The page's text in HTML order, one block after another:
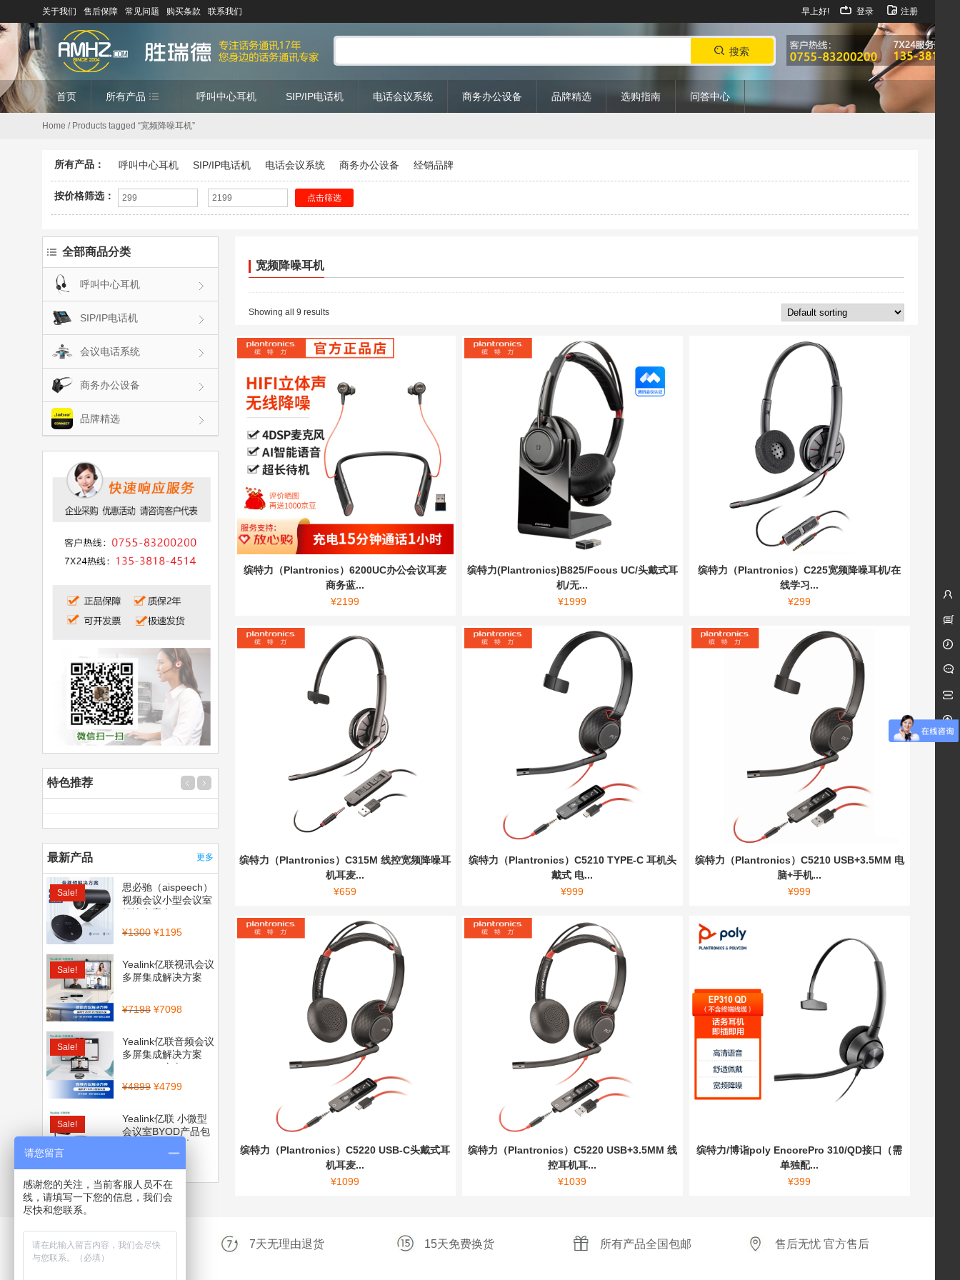
关于我们 售后保障 常见问题 购买条款 联系我们 早上好! 登录 注册
搜索
首页 所有产品 呼叫中心耳机 SIP/IP电话机 电话会议系统 商务办公设备 品牌精选 选购指南 问答中心
Home / Products tagged “宽频降噪耳机”
所有产品： 呼叫中心耳机 SIP/IP电话机 电话会议系统 商务办公设备 经销品牌
按价格筛选： 点击筛选
全部商品分类
呼叫中心耳机
SIP/IP电话机
会议电话系统
商务办公设备
品牌精选
特色推荐
最新产品 更多
Sale!
思必驰（aispeech）
视频会议小型会议室
解决方案套...
¥1300 ¥1195
Sale!
Yealink亿联视讯会议
多屏集成解决方案
¥7198 ¥7098
Sale!
Yealink亿联音频会议
多屏集成解决方案
（CP700全向...
¥4899 ¥4799
Sale!
Yealink亿联 小微型
会议室BYOD产品包
（CP900全向麦...
宽频降噪耳机
Showing all 9 results
缤特力（Plantronics）6200UC办公会议耳麦
商务蓝...
¥2199
缤特力(Plantronics)B825/Focus UC/头戴式耳
机/无...
¥1999
缤特力（Plantronics）C225宽频降噪耳机/在
线学习...
¥299
缤特力（Plantronics）C315M 线控宽频降噪耳
机耳麦...
¥659
缤特力（Plantronics）C5210 TYPE-C 耳机头
戴式 电...
¥999
缤特力（Plantronics）C5210 USB+3.5MM 电
脑+手机...
¥999
缤特力（Plantronics）C5220 USB-C头戴式耳
机耳麦...
¥1099
缤特力（Plantronics）C5220 USB+3.5MM 线
控耳机耳...
¥1039
缤特力/博诣poly EncorePro 310/QD接口（需
单独配...
¥399
升级三年维保服务 7天无理由退货 15天免费换货 所有产品全国包邮 售后无忧 官方售后
请您留言
感谢您的关注，当前客服人员不在
线，请填写一下您的信息，我们会
尽快和您联系。